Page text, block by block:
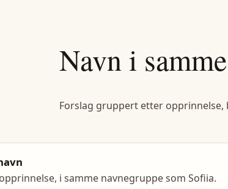
Navn i
Forslag gruppert etter
i samme navnegruppe som Sofiia.